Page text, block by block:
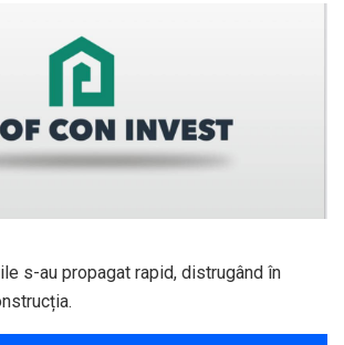
s-au propagat rapid, distrugând în